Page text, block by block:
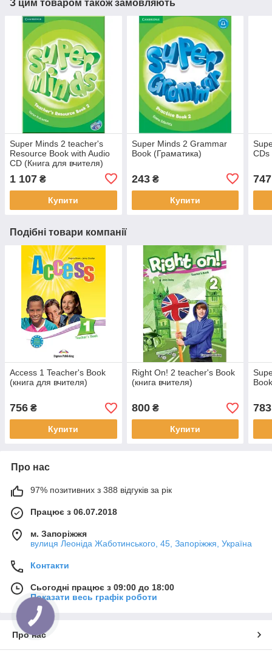
З цим товаром також замовляють
Super Minds 2 teacher's
Resource Book with Audio
CD (Книга для вчителя)
1 107 ₴
Купити
Super Minds 2 Grammar
Book (Граматика)
243₴
Купити
CDs
747
Подібні товари компанії
Access 1 Teacher's Book
(книга для вчителя)
756 ₴
Купити
Right On! 2 teacher's Book
(книга вчителя)
800₴
Купити
783
Про нас
97% позитивних з 388 відгуків за рік
Працює з 06.07.2018
м. Запоріжжя
вулиця Леоніда Жаботинського, 45, Запоріжжя, Україна
Контакти
Сьогодні працює з 09:00 до 18:00
Показати весь графік роботи
Про нас